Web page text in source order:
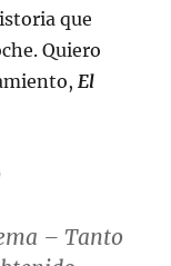
que
Quiero
El
– Tanto